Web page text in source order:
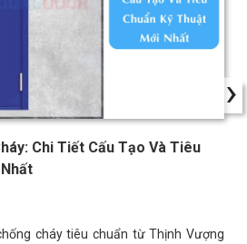
Chi Tiết Cấu Tạo Và Tiêu
cháy tiêu chuẩn từ Thịnh Vượng
›